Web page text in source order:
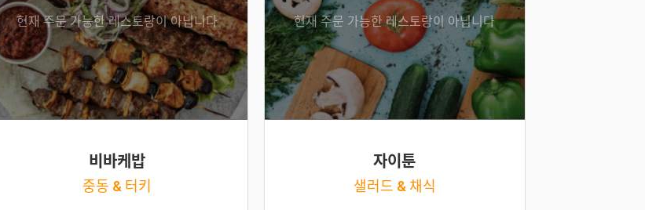
현재 주문 가능한 레스토랑이 아닙니다
비바케밥
중동 & 터키
현재 주문 가능한 레스토랑이 아닙니다
자이툰
샐러드 & 채식